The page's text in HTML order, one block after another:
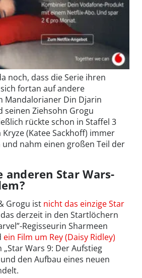
noch, dass die Serie ihren
fortan auf andere
Mandalorianer Din Djarin
seinen Ziehsohn Grogu
rückte schon in Staffel 3
Kryze (Katee Sackhoff) immer
nahm einen großen Teil der
anderen Star Wars-
Grogu ist nicht das einzige Star
derzeit in den Startlöchern
Regisseurin Sharmeen
ein Film um Rey (Daisy Ridley)
Wars 9: Der Aufstieg
den Aufbau eines neuen